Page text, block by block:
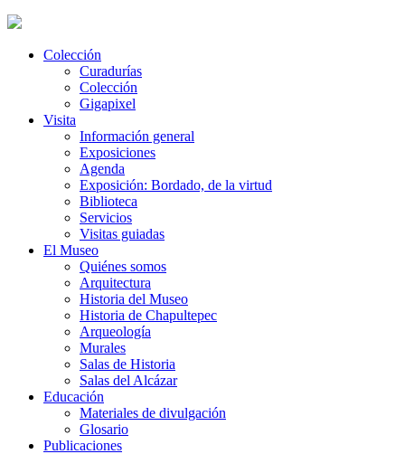
Colección
Curadurías
Colección
Gigapixel
Visita
Información general
Exposiciones
Agenda
Exposición: Bordado, de la virtud
Biblioteca
Servicios
Visitas guiadas
El Museo
Quiénes somos
Arquitectura
Historia del Museo
Historia de Chapultepec
Arqueología
Murales
Salas de Historia
Salas del Alcázar
Educación
Materiales de divulgación
Glosario
Publicaciones